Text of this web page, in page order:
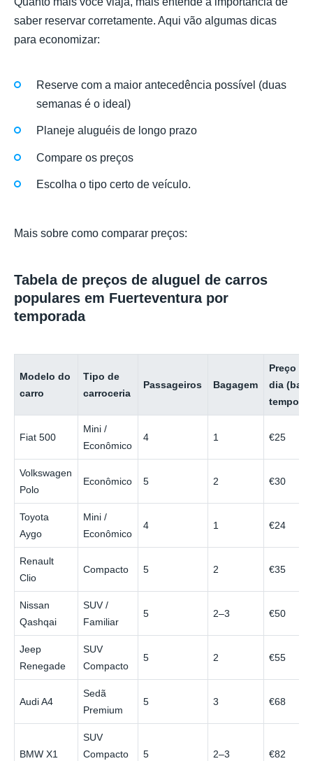
saber reservar corretamente. Aqui vão algumas dicas
para economizar:
Reserve com a maior antecedência possível (duas
semanas é o ideal)
Planeje aluguéis de longo prazo
Compare os preços
Escolha o tipo certo de veículo.
Mais sobre como comparar preços:
Tabela de preços de aluguel de carros
populares em Fuerteventura por
temporada
Modelo do
carro
Tipo de
carroceria
Passageiros Bagagem
Preço
dia
Fiat 500
Mini /
Econômico
4 1 €25
Volkswagen
Polo
Econômico 5 2 €30
Toyota
Aygo
Mini /
Econômico
4 1 €24
Renault
Clio
Compacto 5 2 €35
Nissan
Qashqai
SUV /
Familiar
5 2–3 €50
Jeep
Renegade
SUV
Compacto
5 2 €55
Audi A4
Sedã
Premium
5 3 €68
BMW X1
SUV
Compacto
5 2–3 €82